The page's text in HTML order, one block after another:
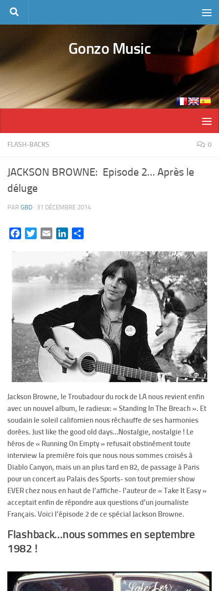
Skip to content
Gonzo Music
FLASH-BACKS 0
JACKSON BROWNE: Episode 2… Après le
déluge
PAR GBD · 31 DÉCEMBRE 2014
FacebookTwitterEmail LinkedIn
Jackson Browne, le Troubadour du rock de LA nous revient enfin
avec un nouvel album, le radieux: « Standing In The Breach ». Et
soudain le soleil californien nous réchauffe de ses harmonies
dorées. Just like the good old days…Nostalgie, nostalgie ! Le
héros de « Running On Empty » refusait obstinément toute
interview la première fois que nous nous sommes croisés à
Diablo Canyon, mais un an plus tard en 82, de passage à Paris
pour un concert au Palais des Sports- son tout premier show
EVER chez nous en haut de l’affiche- l’auteur de « Take It Easy »
acceptait enfin de répondre aux questions d’un journaliste
Français. Voici l’épisode 2 de ce spécial Jackson Browne.
Flashback…nous sommes en septembre
1982 !